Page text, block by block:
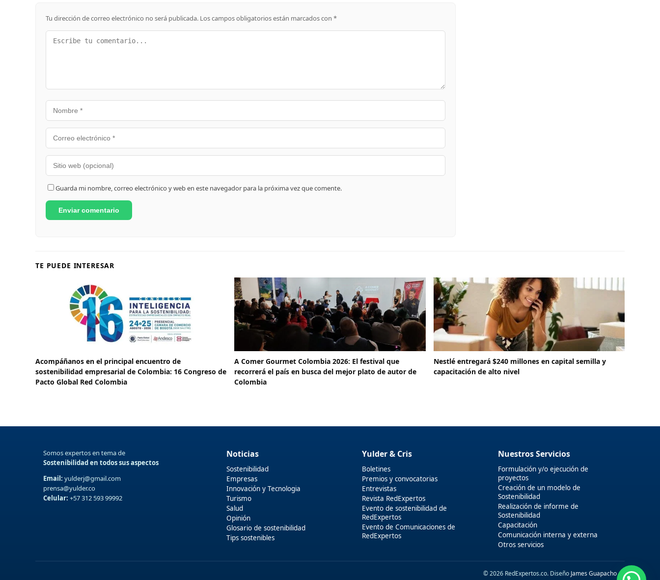
Tu dirección de correo electrónico no será publicada. Los campos obligatorios están marcados con *
Guarda mi nombre, correo electrónico y web en este navegador para la próxima vez que comente.
TE PUEDE INTERESAR
Acompáñanos en el principal encuentro de
sostenibilidad empresarial de Colombia: 16 Congreso de
Pacto Global Red Colombia
A Comer Gourmet Colombia 2026: El festival que
recorrerá el país en busca del mejor plato de autor de
Colombia
Nestlé entregará $240 millones en capital semilla y
capacitación de alto nivel
Somos expertos en tema de
Sostenibilidad en todos sus aspectos
Email: yulderj@gmail.com
prensa@yulder.co
Celular: +57 312 593 99992
Noticias
Sostenibilidad
Empresas
Innovación y Tecnologia
Turismo
Salud
Opinión
Glosario de sostenibilidad
Tips sostenibles
Yulder & Cris
Boletines
Premios y convocatorias
Entrevistas
Revista RedExpertos
Evento de sostenibilidad de
RedExpertos
Evento de Comunicaciones de
RedExpertos
Nuestros Servicios
Formulación y/o ejecución de
proyectos
Creación de un modelo de
Sostenibilidad
Realización de informe de
Sostenibilidad
Capacitación
Comunicación interna y externa
Otros servicios
© 2026 RedExpertos.co. Diseño James Guapacho